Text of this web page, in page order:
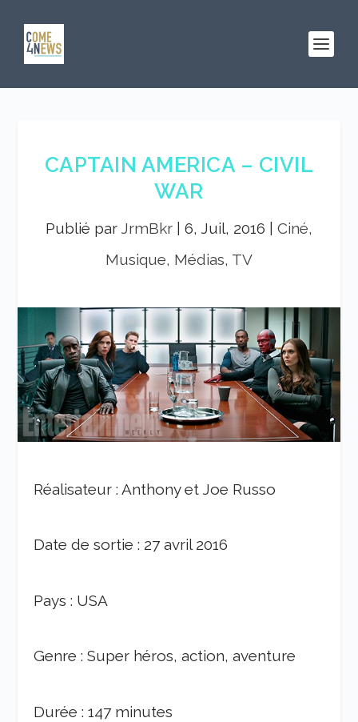
CAPTAIN AMERICA – CIVIL
WAR
Publié par JrmBkr 6, Juil, 2016
Ciné,
Musique, Médias, TV
Réalisateur : Anthony et Joe Russo
Date de sortie : 27 avril 2016
Pays : USA
Genre : Super héros, action, aventure
Durée : 147 minutes